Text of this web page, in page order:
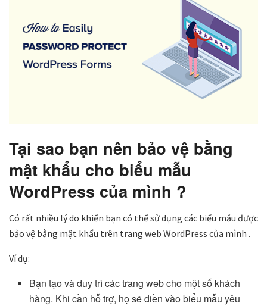
Tại sao bạn nên bảo vệ bằng
mật khẩu cho biểu mẫu
WordPress của mình ?
Có rất nhiều lý do khiến bạn có thể sử dụng các biểu mẫu được
bảo vệ bằng mật khẩu trên trang web WordPress của mình .
Ví dụ:
Bạn tạo và duy trì các trang web cho một số khách
hàng. Khi cần hỗ trợ, họ sẽ điền vào biểu mẫu yêu